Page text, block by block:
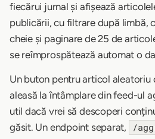
fiecărui jurnal și afișează
publicării, cu filtrare după limbă,
cheie și paginare de 25 de
se reîmprospătează automat o
Un buton pentru articol aleatoriu
aleasă la întâmplare din feed-ul
util dacă vrei să descoperi
găsit. Un endpoint separat,
/